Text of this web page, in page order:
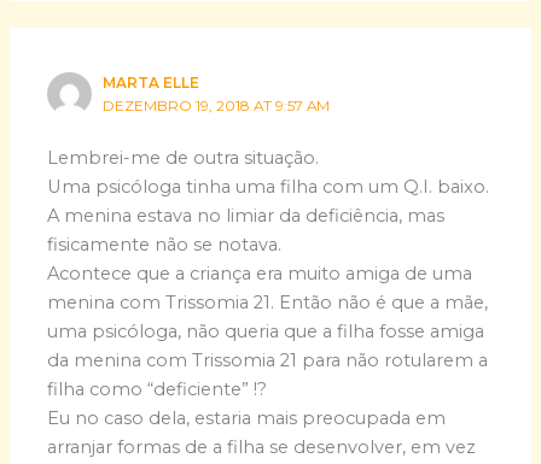
MARTA ELLE
DEZEMBRO 19, 2018 AT 9:57 AM
Lembrei-me de outra situação.
Uma psicóloga tinha uma filha com um Q.I. baixo.
A menina estava no limiar da deficiência, mas
fisicamente não se notava.
Acontece que a criança era muito amiga de uma
menina com Trissomia 21. Então não é que a mãe,
uma psicóloga, não queria que a filha fosse amiga
da menina com Trissomia 21 para não rotularem a
filha como “deficiente” !?
Eu no caso dela, estaria mais preocupada em
arranjar formas de a filha se desenvolver, em vez